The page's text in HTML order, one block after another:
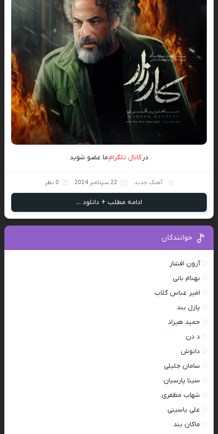
درکانال تلگرامما عضو شوید
آهنگ جدید 22 سپتامبر 2024 0 نظر
ادامه مطلب + دانلود ...
خوانندگان
آرون افشار
بهنام بانی
امیر عباس گلاب
پازل بند
حمید هیراد
د دن
دانوش
سامان جلیلی
سینا پارسیان
شهاب مظفری
علی یاسینی
ماکان بند